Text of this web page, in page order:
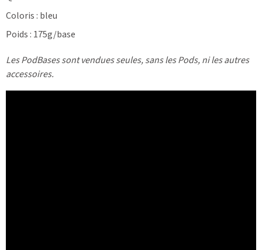
Coloris : bleu
Poids : 175g/base
Les PodBases sont vendues seules, sans les Pods, ni les autres
accessoires.